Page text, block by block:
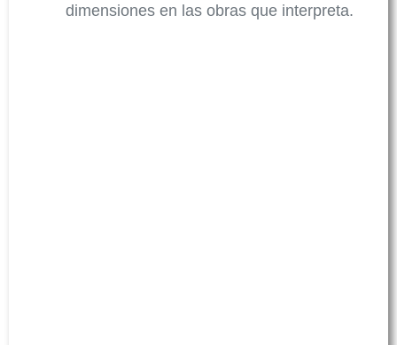
dimensiones en las obras que interpreta.